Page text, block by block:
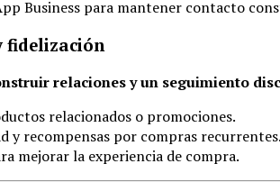
Business para mantener contacto
fidelización
relaciones y un seguimiento
relacionados o promociones.
y recompensas por compras recurrentes.
mejorar la experiencia de compra.